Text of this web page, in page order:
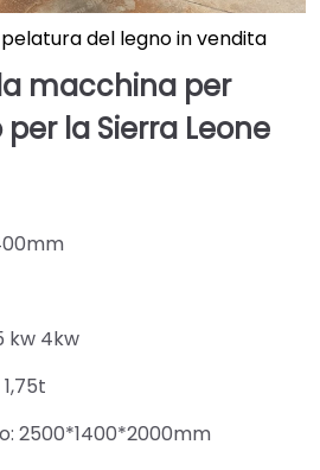
del legno in vendita
macchina per
la Sierra Leone
kw 4kw
2500*1400*2000mm